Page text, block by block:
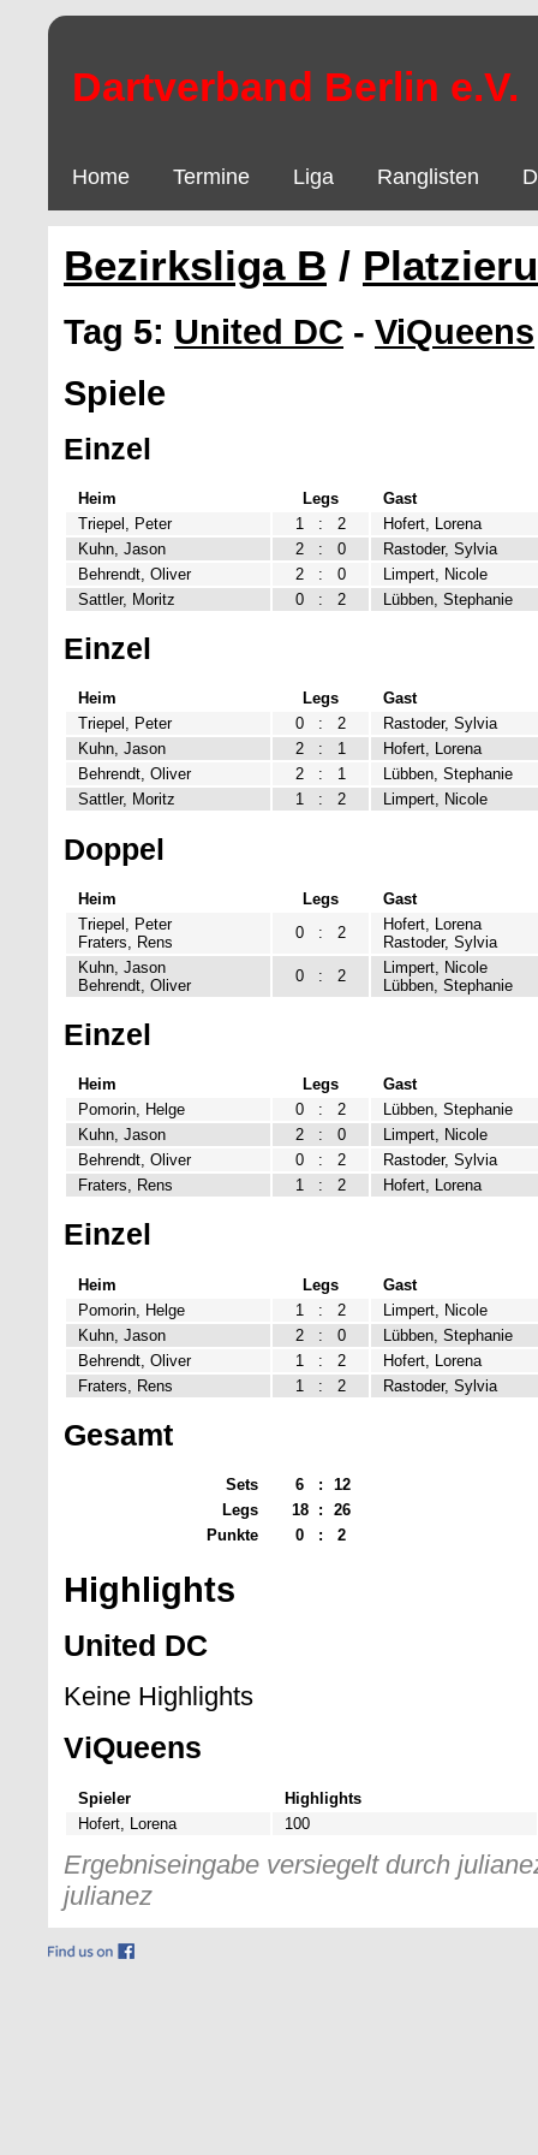
Dartverband Berlin e.V.
Home Termine Liga Ranglisten
Bezirksliga B /
Tag 5: United DC - ViQueens
Spiele
Einzel
Heim Legs
Gast
Triepel, Peter
1 : 2
Hofert, Lorena
Kuhn, Jason
2 : 0
Rastoder, Sylvia
Behrendt, Oliver
2 : 0
Limpert, Nicole
Sattler, Moritz
0 : 2 Lübben, Stephanie
Einzel
Heim Legs
Gast
Triepel, Peter
0 : 2
Rastoder, Sylvia
Kuhn, Jason
2 : 1
Hofert, Lorena
Behrendt, Oliver
2 : 1
Lübben, Stephanie
Sattler, Moritz
1 : 2 Limpert, Nicole
Doppel
Heim Legs
Gast
Triepel, Peter
Fraters, Rens
0 : 2
Hofert, Lorena
Rastoder, Sylvia
Kuhn, Jason
Behrendt, Oliver
0 : 2
Limpert, Nicole
Lübben, Stephanie
Einzel
Heim Legs
Gast
Pomorin, Helge
0 : 2
Lübben, Stephanie
Kuhn, Jason
2 : 0
Limpert, Nicole
Behrendt, Oliver
0 : 2
Rastoder, Sylvia
Fraters, Rens
1 : 2 Hofert, Lorena
Einzel
Heim Legs
Gast
Pomorin, Helge
1 : 2
Limpert, Nicole
Kuhn, Jason
2 : 0
Lübben, Stephanie
Behrendt, Oliver
1 : 2
Hofert, Lorena
Fraters, Rens
1 : 2 Rastoder, Sylvia
Gesamt
Sets 6 :
12
Legs
18 :
26
Punkte
0 : 2
Highlights
United DC
Keine Highlights
ViQueens
Spieler
Highlights
Hofert, Lorena
100
Ergebniseingabe versiegelt durch
julianez